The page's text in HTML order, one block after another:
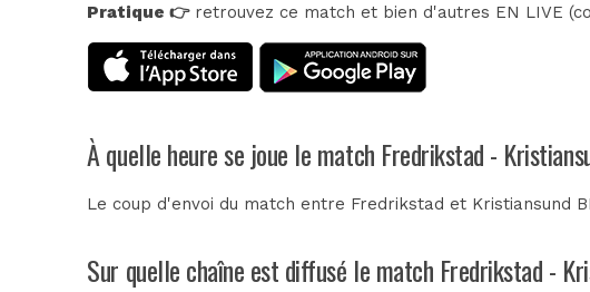
Pratique 👉retrouvez ce match et bien d'autres EN LIVE
À quelle heure se joue le match Fredrikstad -
Le coup d'envoi du match entre Fredrikstad et Kristiansund
Sur quelle chaîne est diffusé le match Fredrikstad -